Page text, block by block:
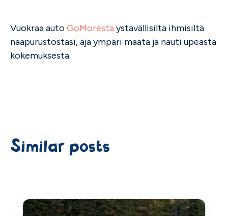
Vuokraa autoGoMoresta ystävällisiltä ihmisiltä
naapurustostasi, aja ympäri maata ja nauti upeasta
kokemuksesta.
Similar posts